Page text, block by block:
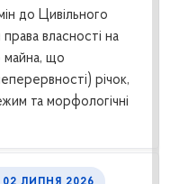
до Цивільного
власності на
майна, що
річок,
та морфологічні